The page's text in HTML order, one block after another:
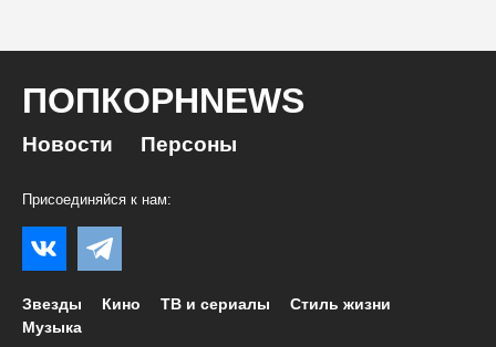
ПОПКОРНNEWS
Новости Персоны
Присоединяйся к нам:
Звезды Кино ТВ и сериалы
Стиль жизни
Музыка